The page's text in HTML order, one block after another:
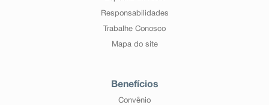
Responsabilidades
Trabalhe Conosco
Mapa do site
Benefícios
Convênio